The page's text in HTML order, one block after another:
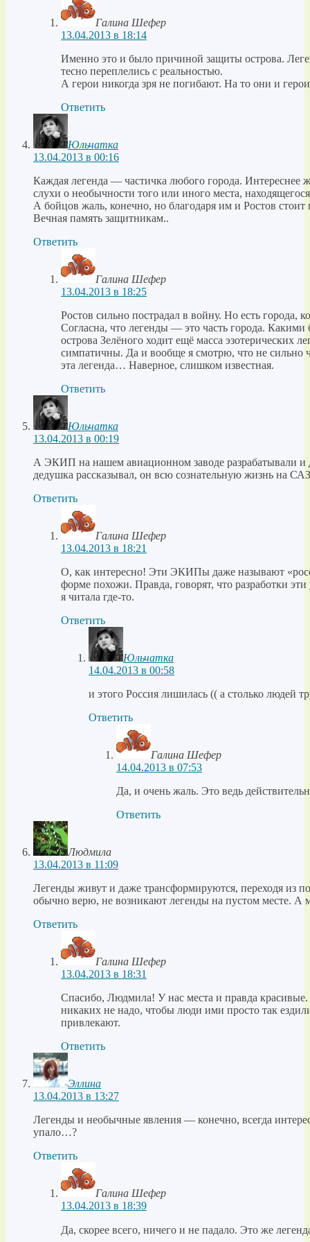
Галина Шефер
13.04.2013 в 18:14
Именно это и было причиной защиты острова.
тесно переплелись с реальностью.
А герои никогда зря не погибают. На то они и
Ответить
Юльчатка
13.04.2013 в 00:16
Каждая легенда — частичка любого города. Интереснее
слухи о необычности того или иного места,
А бойцов жаль, конечно, но благодаря им и Ростов стоит
Вечная память защитникам..
Ответить
Галина Шефер
13.04.2013 в 18:25
Ростов сильно пострадал в войну. Но есть города,
Согласна, что легенды — это часть города.
острова Зелёного ходит ещё масса эзотерических
симпатичны. Да и вообще я смотрю, что не сильно
эта легенда… Наверное, слишком известная.
Ответить
Юльчатка
13.04.2013 в 00:19
А ЭКИП на нашем авиационном заводе разрабатывали и
дедушка рассказывал, он всю сознательную жизнь на
Ответить
Галина Шефер
13.04.2013 в 18:21
О, как интересно! Эти ЭКИПы даже называют
форме похожи. Правда, говорят, что разработки
я читала где-то.
Ответить
Юльчатка
14.04.2013 в 00:58
и этого Россия лишилась (( а столько людей
Ответить
Галина Шефер
14.04.2013 в 07:53
Да, и очень жаль. Это ведь
Ответить
Людмила
13.04.2013 в 11:09
Легенды живут и даже трансформируются, переходя из
обычно верю, не возникают легенды на пустом месте. А
Ответить
Галина Шефер
13.04.2013 в 18:31
Спасибо, Людмила! У нас места и правда
никаких не надо, чтобы люди ими просто так
привлекают.
Ответить
Эллина
13.04.2013 в 13:27
Легенды и необычные явления — конечно, всегда
упало…?
Ответить
Галина Шефер
13.04.2013 в 18:39
Да, скорее всего, ничего и не падало. Это же